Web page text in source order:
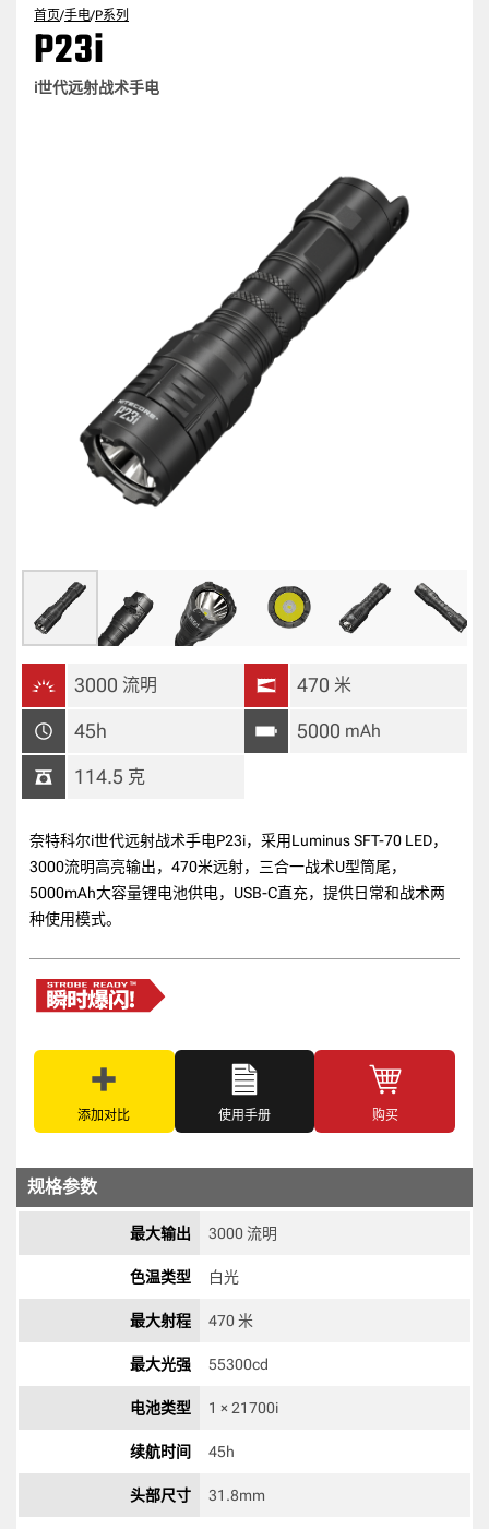
首页/手电/P系列
P23i
i世代远射战术手电
3000 流明 470 米
45h 5000 mAh
114.5 克
奈特科尔i世代远射战术手电P23i，采用Luminus SFT-70 LED，
3000流明高亮输出，470米远射，三合一战术U型筒尾，
5000mAh大容量锂电池供电，USB-C直充，提供日常和战术两
种使用模式。
添加对比 使用手册 购买
规格参数
最大输出 3000 流明
色温类型 白光
最大射程 470 米
最大光强 55300cd
电池类型 1 × 21700i
续航时间 45h
头部尺寸 31.8mm